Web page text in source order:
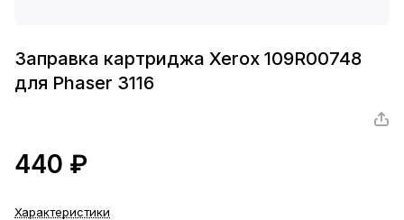
Заправка картриджа Xerox 109R00748
для Phaser 3116
440 ₽
Характеристики